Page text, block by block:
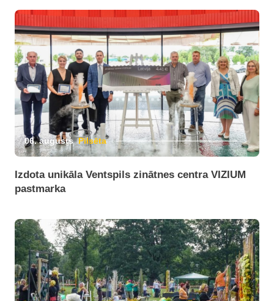
06. augusts Pilsēta
Izdota unikāla Ventspils zinātnes centra VIZIUM
pastmarka